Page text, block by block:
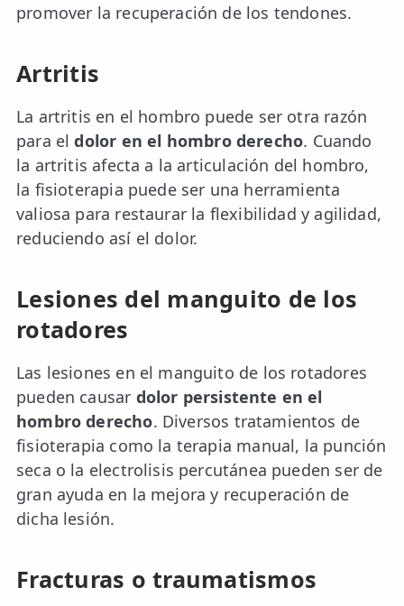
promover la recuperación de los tendones.
Artritis
La artritis en el hombro puede ser otra razón
para eldolor en el hombro derecho. Cuando
la artritis afecta a la articulación del hombro,
la fisioterapia puede ser una herramienta
valiosa para restaurar la flexibilidad y agilidad,
reduciendo así el dolor.
Lesiones del manguito de los
rotadores
Las lesiones en el manguito de los rotadores
pueden causar dolor persistente en el
hombro derecho. Diversos tratamientos de
fisioterapia como la terapia manual, la punción
seca o la electrolisis percutánea pueden ser de
gran ayuda en la mejora y recuperación de
dicha lesión.
Fracturas o traumatismos